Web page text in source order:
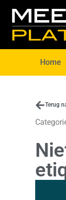
Home
Terug